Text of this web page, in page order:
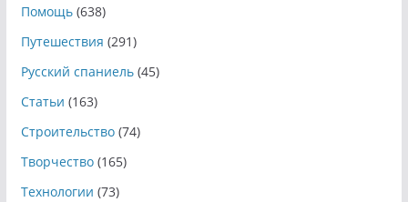
Помощь(638)
Путешествия (291)
Русский спаниель(45)
Статьи (163)
Строительство(74)
Творчество(165)
Технологии (73)